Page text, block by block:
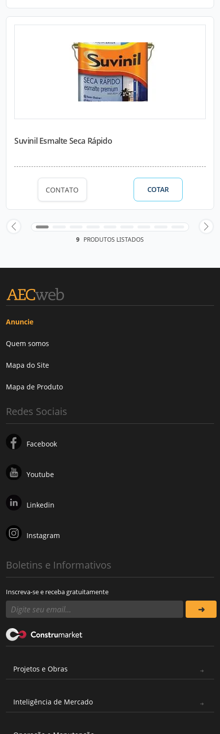
Suvinil Esmalte Seca Rápido
CONTATO COTAR
9 PRODUTOS LISTADOS
Anuncie
Quem somos
Mapa do Site
Mapa de Produto
Redes Sociais
Facebook
Youtube
Linkedin
Instagram
Boletins e Informativos
Inscreva-se e receba gratuitamente
Projetos e Obras
Inteligência de Mercado